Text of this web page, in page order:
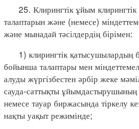
25. Клирингтік ұйым
талаптарын және (немесе)
және мынадай тәсілдердің бірімен:
1) клирингтік қатысушылардың
бойынша талаптары мен
алуды жүргізбестен әрбір жеке
сауда-саттықты ұйымдастырушының
немесе тауар биржасында тіркелу
нақты уақыт режимінде;